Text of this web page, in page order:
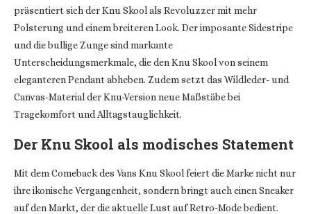
präsentiert sich der Knu Skool als Revoluzzer mit mehr
Polsterung und einem breiteren Look. Der imposante Sidestripe
und die bullige Zunge sind markante
Unterscheidungsmerkmale, die den Knu Skool von seinem
eleganteren Pendant abheben. Zudem setzt das Wildleder- und
Canvas-Material der Knu-Version neue Maßstäbe bei
Tragekomfort und Alltagstauglichkeit.
Der Knu Skool als modisches Statement
Mit dem Comeback des Vans Knu Skool feiert die Marke nicht nur
ihre ikonische Vergangenheit, sondern bringt auch einen Sneaker
auf den Markt, der die aktuelle Lust auf Retro-Mode bedient.